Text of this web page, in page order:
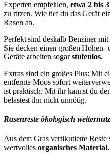
Experten empfehlen, etwa 2 bis
zu ritzen. Wie tief du das Gerät
Rasen ab.
Perfekt sind deshalb Benziner mit
Sie decken einen großen Hohen-
Geräte arbeiten sogarstufenlos.
Extras sind ein großes Plus: Mit
entfernte Moos sofort
ist praktisch: Mit ihr kannst du
belastest ihn nicht unnötig.
Rasenreste ökologisch
Aus dem Gras vertikutierte Reste
wertvolles organisches Material.